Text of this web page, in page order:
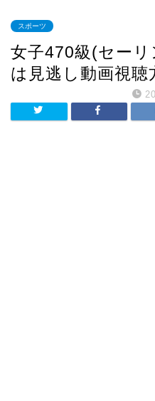
スポーツ
女子470級(セー
は見逃し動画視聴